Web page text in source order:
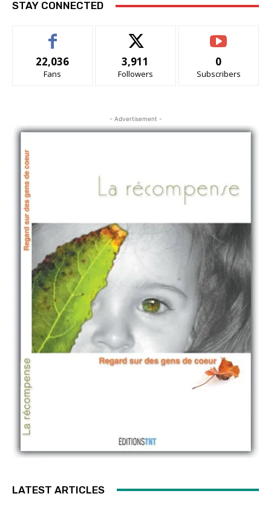
STAY CONNECTED
22,036
Fans
3,911
Followers
0
Subscribers
- Advertisement -
LATEST ARTICLES